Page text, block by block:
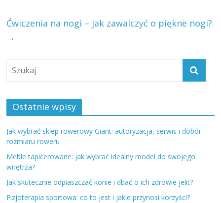
Ćwiczenia na nogi – jak zawalczyć o piękne nogi?
→
Ostatnie wpisy
Jak wybrać sklep rowerowy Giant: autoryzacja, serwis i dobór
rozmiaru roweru
Meble tapicerowane: jak wybrać idealny model do swojego
wnętrza?
Jak skutecznie odpiaszczać konie i dbać o ich zdrowie jelit?
Fizjoterapia sportowa: co to jest i jakie przynosi korzyści?